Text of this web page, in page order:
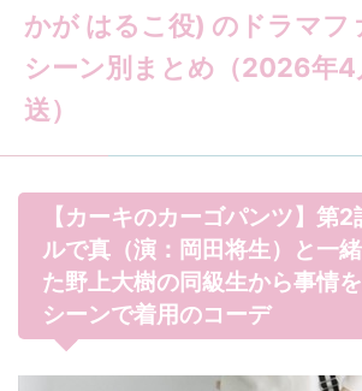
かが はるこ役) のドラマフ
シーン別まとめ（2026年
送）
【カーキのカーゴパンツ】第
ルで真（演：岡田将生）と一
た野上大樹の同級生から事情
シーンで着用のコーデ